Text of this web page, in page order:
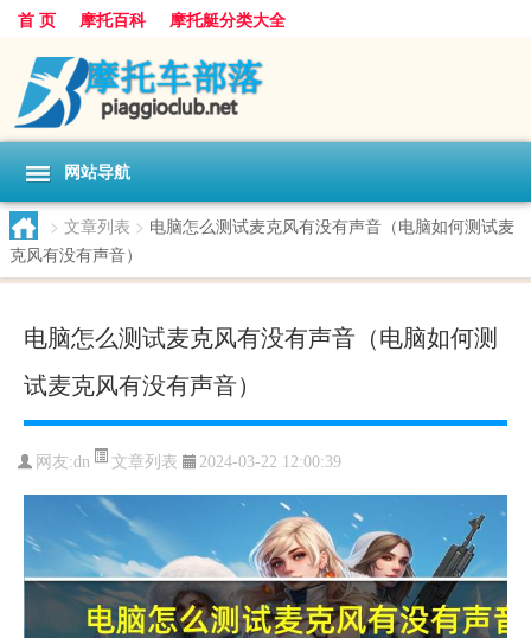
首 页 摩托百科 摩托艇分类大全
网站导航
> 文章列表 > 电脑怎么测试麦克风有没有声音（电脑如何测试麦
克风有没有声音）
电脑怎么测试麦克风有没有声音（电脑如何测
试麦克风有没有声音）
网友:dn 文章列表 2024-03-22 12:00:39